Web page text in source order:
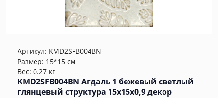
Артикул: KMD2SFB004BN
Размер: 15*15 см
Вес: 0.27 кг
KMD2SFB004BN Агдаль 1 бежевый светлый
глянцевый структура 15x15x0,9 декор